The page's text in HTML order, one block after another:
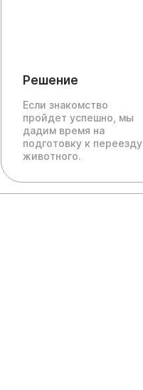
Решение
Если знакомство
пройдет успешно, мы
дадим время на
подготовку к переезду
животного.